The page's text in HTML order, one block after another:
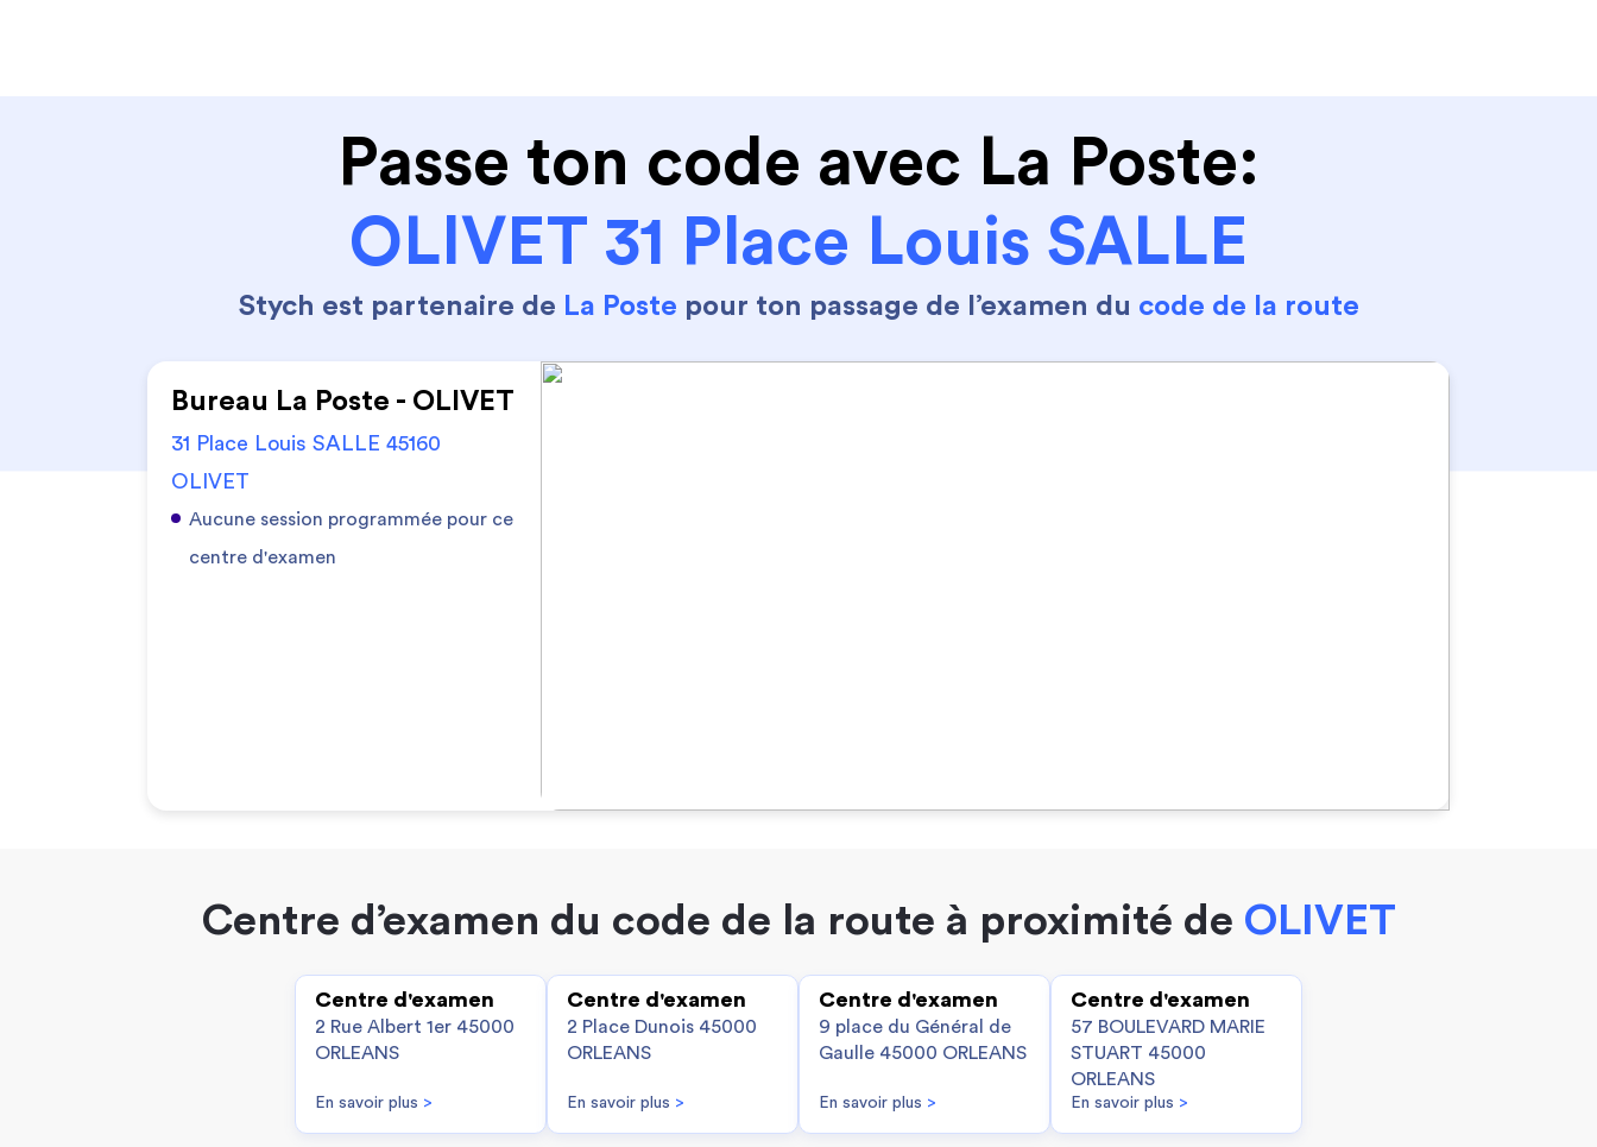
Passe ton code avec La Poste:
OLIVET 31 Place Louis SALLE
Stych est partenaire de La Poste pour ton passage de l’examen du code de la route
Bureau La Poste - OLIVET
31 Place Louis SALLE 45160
OLIVET
Aucune session programmée pour ce
centre d'examen
Centre d’examen du code de la route à proximité de OLIVET
Centre d'examen
2 Rue Albert 1er 45000
ORLEANS
En savoir plus >
Centre d'examen
2 Place Dunois 45000
ORLEANS
En savoir plus >
Centre d'examen
9 place du Général de
Gaulle 45000 ORLEANS
En savoir plus >
Centre d'examen
57 BOULEVARD MARIE
STUART 45000
ORLEANS
En savoir plus >